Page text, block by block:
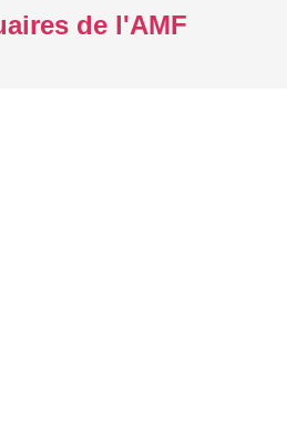
de l'AMF